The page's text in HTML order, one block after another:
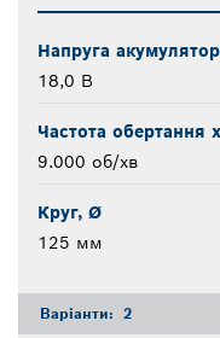
Напруга
18,0 В
Частота обертання
9.000 об/хв
Круг, Ø
125 мм
Варіанти: 2